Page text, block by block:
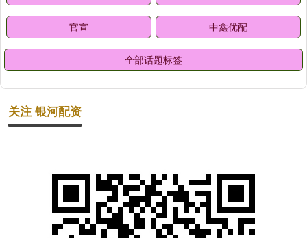
官宣 中鑫优配
全部话题标签
关注 银河配资